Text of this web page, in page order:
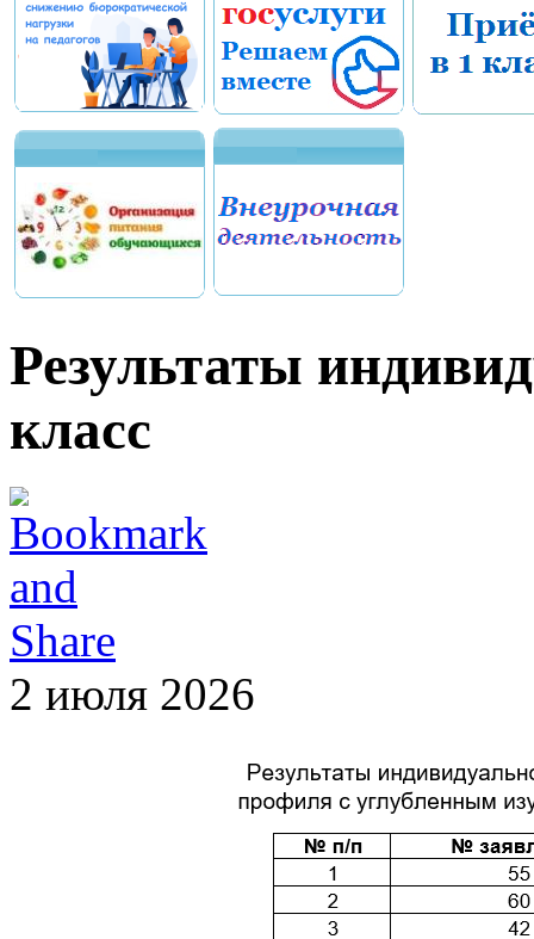
Результаты
класс
2 июля 2026